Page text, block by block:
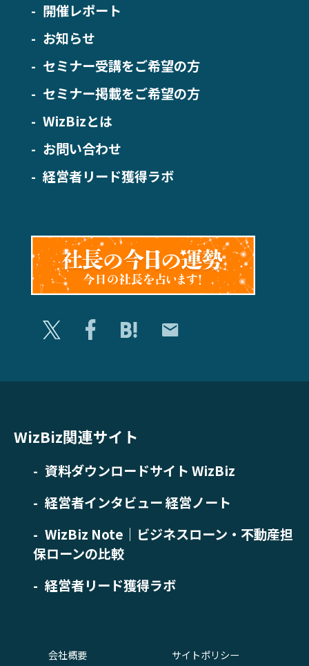
開催レポート
お知らせ
セミナー受講をご希望の方
セミナー掲載をご希望の方
WizBizとは
お問い合わせ
経営者リード獲得ラボ
WizBiz関連サイト
資料ダウンロードサイト WizBiz
経営者インタビュー 経営ノート
WizBiz Note｜ビジネスローン・不動産担
保ローンの比較
経営者リード獲得ラボ
会社概要 サイトポリシー